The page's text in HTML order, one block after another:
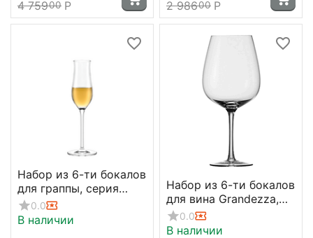
4 75900 Р 2 98600 Р
Набор из 6-ти бокалов
для граппы, серия
Grandezza, 105 мл,
Stolzle
0.0
В наличии
Набор из 6-ти бокалов
для вина Grandezza,
735 мл, D106 мм, H215
мм, Stolzle
0.0
В наличии